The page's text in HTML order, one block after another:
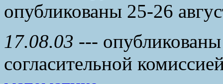
опубликованы 25-26
17.08.03 ---
согласительной